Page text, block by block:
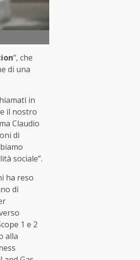
“, che
di una
in
il nostro
Claudio
di
sociale”.
ha reso
di
1 e 2
alla